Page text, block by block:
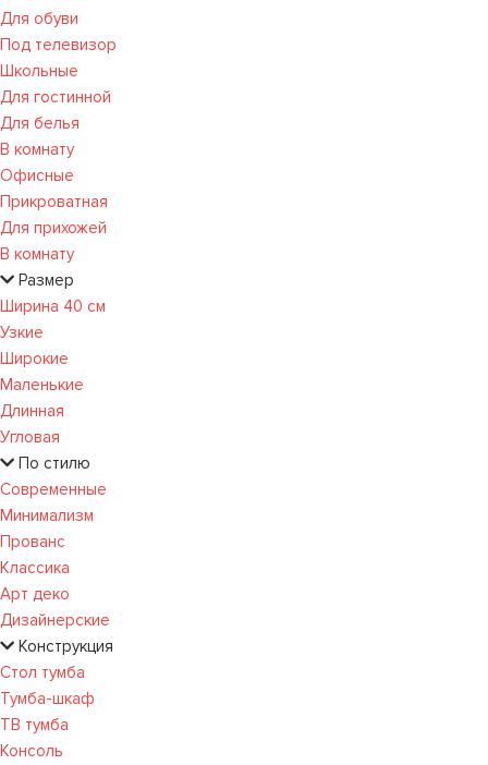
Для обуви
Под телевизор
Школьные
Для гостинной
Для белья
В комнату
Офисные
Прикроватная
Для прихожей
В комнату
Размер
Ширина 40 см
Узкие
Широкие
Маленькие
Длинная
Угловая
По стилю
Современные
Минимализм
Прованс
Классика
Арт деко
Дизайнерские
Конструкция
Стол тумба
Тумба-шкаф
ТВ тумба
Консоль